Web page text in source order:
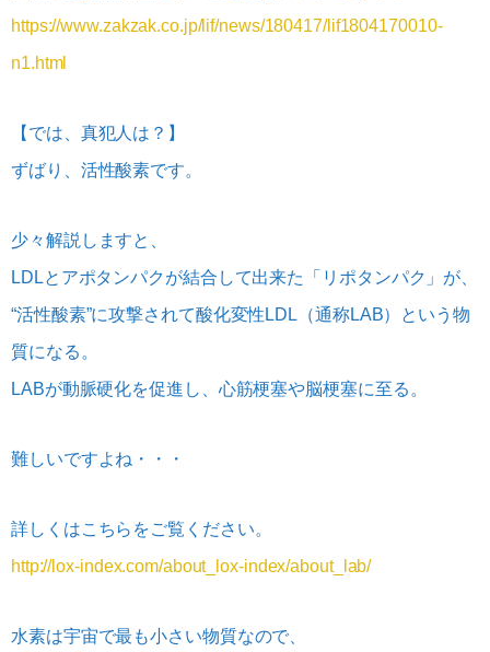
https://www.zakzak.co.jp/lif/news/180417/lif1804170010-
n1.html
【では、真犯人は？】
ずばり、活性酸素です。
少々解説しますと、
LDLとアポタンパクが結合して出来た「リポタンパク」が、
“活性酸素”に攻撃されて酸化変性LDL（通称LAB）という物
質になる。
LABが動脈硬化を促進し、心筋梗塞や脳梗塞に至る。
難しいですよね・・・
詳しくはこちらをご覧ください。
http://lox-index.com/about_lox-index/about_lab/
水素は宇宙で最も小さい物質なので、